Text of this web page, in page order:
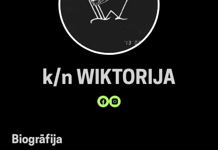
k/n WIKTORIJA
Biogrāfija